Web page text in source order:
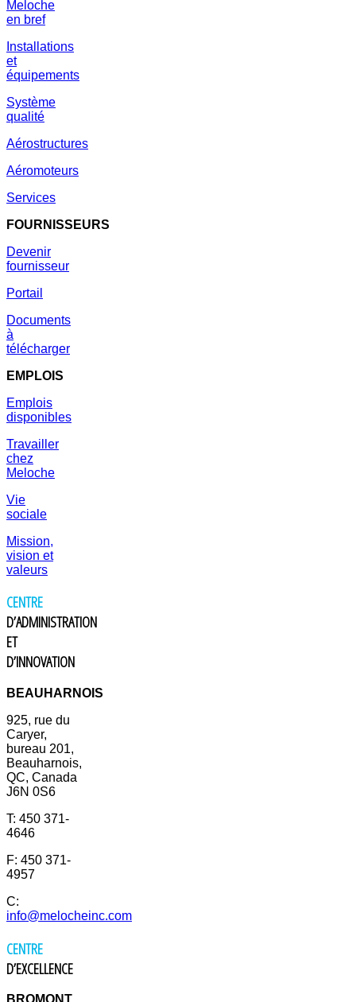
Meloche
en bref
Installations
et
équipements
Système
qualité
Aérostructures
Aéromoteurs
Services
FOURNISSEURS
Devenir
fournisseur
Portail
Documents
à
télécharger
EMPLOIS
Emplois
disponibles
Travailler
chez
Meloche
Vie
sociale
Mission,
vision et
valeurs
CENTRE
D’ADMINISTRATION
ET
D’INNOVATION
BEAUHARNOIS
925, rue du
Caryer,
bureau 201,
Beauharnois,
QC, Canada
J6N 0S6
T: 450 371-
4646
F: 450 371-
4957
C:
info@melocheinc.com
CENTRE
D’EXCELLENCE